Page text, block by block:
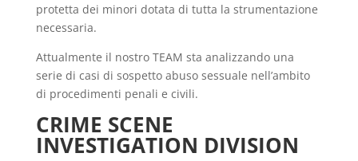
protetta dei minori dotata di tutta la strumentazione
necessaria.
Attualmente il nostro TEAM sta analizzando una
serie di casi di sospetto abuso sessuale nell’ambito
di procedimenti penali e civili.
CRIME SCENE
INVESTIGATION DIVISION